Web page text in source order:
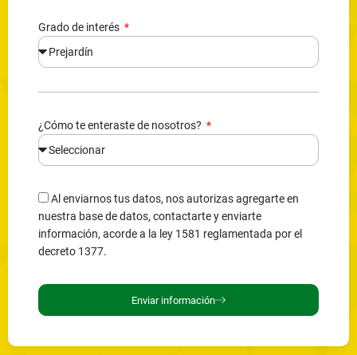
Grado de interés
¿Cómo te enteraste de nosotros?
Al enviarnos tus datos, nos autorizas agregarte en
nuestra base de datos, contactarte y enviarte
información, acorde a la ley 1581 reglamentada por el
decreto 1377.
Enviar información